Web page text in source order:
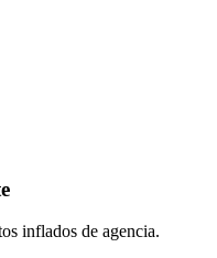
inflados de agencia.